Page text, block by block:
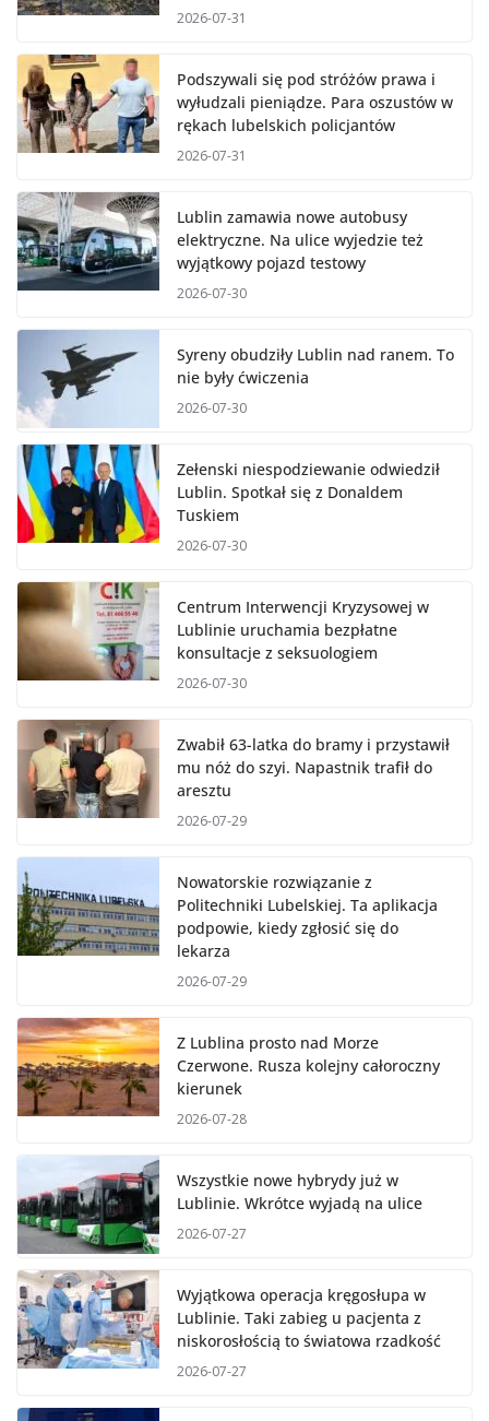
2026-07-31
Podszywali się pod stróżów prawa i
wyłudzali pieniądze. Para oszustów w
rękach lubelskich policjantów
2026-07-31
Lublin zamawia nowe autobusy
elektryczne. Na ulice wyjedzie też
wyjątkowy pojazd testowy
2026-07-30
Syreny obudziły Lublin nad ranem. To
nie były ćwiczenia
2026-07-30
Zełenski niespodziewanie odwiedził
Lublin. Spotkał się z Donaldem
Tuskiem
2026-07-30
Centrum Interwencji Kryzysowej w
Lublinie uruchamia bezpłatne
konsultacje z seksuologiem
2026-07-30
Zwabił 63-latka do bramy i przystawił
mu nóż do szyi. Napastnik trafił do
aresztu
2026-07-29
Nowatorskie rozwiązanie z
Politechniki Lubelskiej. Ta aplikacja
podpowie, kiedy zgłosić się do
lekarza
2026-07-29
Z Lublina prosto nad Morze
Czerwone. Rusza kolejny całoroczny
kierunek
2026-07-28
Wszystkie nowe hybrydy już w
Lublinie. Wkrótce wyjadą na ulice
2026-07-27
Wyjątkowa operacja kręgosłupa w
Lublinie. Taki zabieg u pacjenta z
niskorosłością to światowa rzadkość
2026-07-27